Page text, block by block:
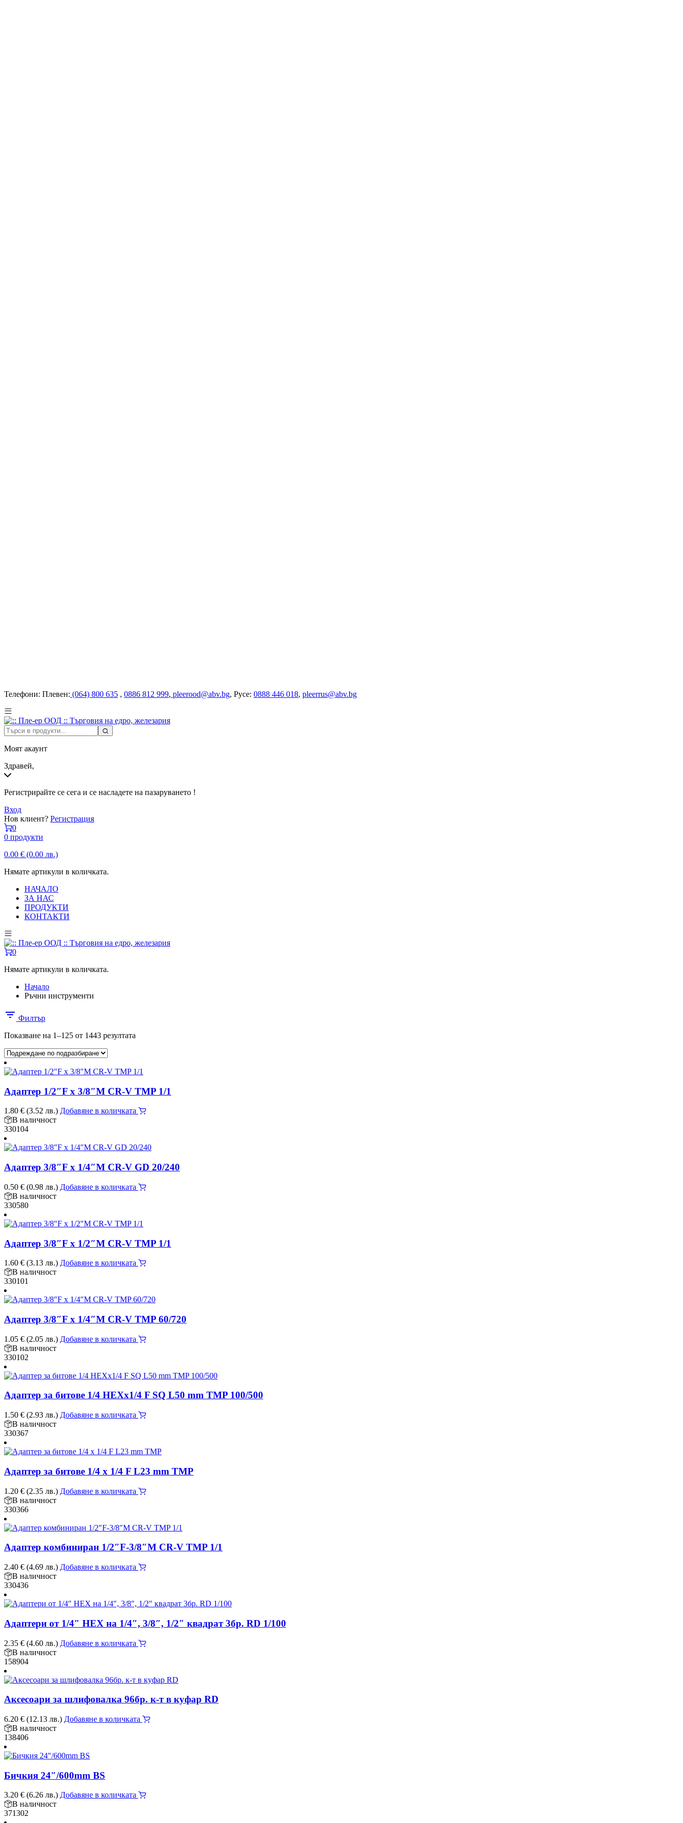
Телефони: Плевен: (064) 800 635 , 0886 812 999, pleerood@abv.bg, Русе: 0888 446 018, pleerrus@abv.bg
Моят акаунт
Здравей,
Регистрирайте се сега и се насладете на пазаруването !
Вход
Нов клиент? Регистрация
0
0 продукти
0.00 € (0.00 лв.)
Нямате артикули в количката.
НАЧАЛО
ЗА НАС
ПРОДУКТИ
КОНТАКТИ
0
Нямате артикули в количката.
Начало
Ръчни инструменти
Филтър
Показване на 1–125 от 1443 резултата
Адаптер 1/2″F x 3/8″M CR-V TMP 1/1
1.80 € (3.52 лв.) Добавяне в количката
В наличност
330104
Адаптер 3/8″F x 1/4″M CR-V GD 20/240
0.50 € (0.98 лв.) Добавяне в количката
В наличност
330580
Адаптер 3/8″F х 1/2″M CR-V TMP 1/1
1.60 € (3.13 лв.) Добавяне в количката
В наличност
330101
Адаптер 3/8″F х 1/4″M CR-V TMP 60/720
1.05 € (2.05 лв.) Добавяне в количката
В наличност
330102
Адаптер за битове 1/4 HEXx1/4 F SQ L50 mm TMP 100/500
1.50 € (2.93 лв.) Добавяне в количката
В наличност
330367
Адаптер за битове 1/4 x 1/4 F L23 mm TMP
1.20 € (2.35 лв.) Добавяне в количката
В наличност
330366
Адаптер комбиниран 1/2″F-3/8″M CR-V TMP 1/1
2.40 € (4.69 лв.) Добавяне в количката
В наличност
330436
Адаптери от 1/4″ HEX на 1/4″, 3/8″, 1/2″ квадрат 3бр. RD 1/100
2.35 € (4.60 лв.) Добавяне в количката
В наличност
158904
Аксесоари за шлифовалка 96бр. к-т в куфар RD
6.20 € (12.13 лв.) Добавяне в количката
В наличност
138406
Бичкия 24″/600mm BS
3.20 € (6.26 лв.) Добавяне в количката
В наличност
371302